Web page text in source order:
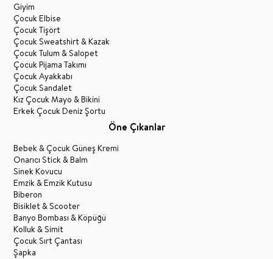
Giyim
Çocuk Elbise
Çocuk Tişört
Çocuk Sweatshirt & Kazak
Çocuk Tulum & Salopet
Çocuk Pijama Takımı
Çocuk Ayakkabı
Çocuk Sandalet
Kız Çocuk Mayo & Bikini
Erkek Çocuk Deniz Şortu
Öne Çıkanlar
Bebek & Çocuk Güneş Kremi
Onarıcı Stick & Balm
Sinek Kovucu
Emzik & Emzik Kutusu
Biberon
Bisiklet & Scooter
Banyo Bombası & Köpüğü
Kolluk & Simit
Çocuk Sırt Çantası
Şapka